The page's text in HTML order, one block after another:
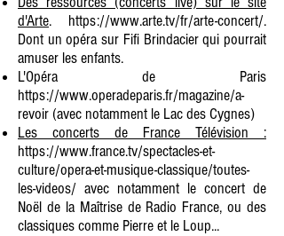
d'Arte. https://www.arte.tv/fr/arte-concert/.
Dont un opéra sur Fifi Brindacier qui pourrait
amuser les enfants.
L'Opéra de Paris
https://www.operadeparis.fr/magazine/a-
revoir (avec notamment le Lac des Cygnes)
Les concerts de France Télévision :
https://www.france.tv/spectacles-et-
culture/opera-et-musique-classique/toutes-
les-videos/ avec notamment le concert de
Noël de la Maîtrise de Radio France, ou des
classiques comme Pierre et le Loup...